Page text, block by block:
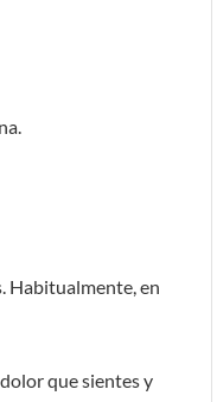
Habitualmente, en
que sientes y